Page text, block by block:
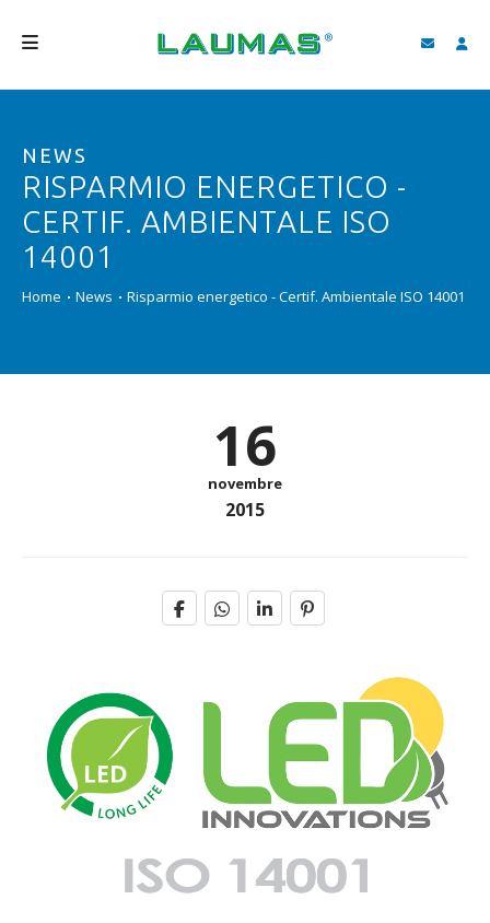
PRODOTTI
SERVIZI
ASSISTENZA E DOWNLOAD
VIDEO
NEWS
RISPARMIO ENERGETICO -
CERTIF. AMBIENTALE ISO
14001
Home News Risparmio energetico - Certif. Ambientale ISO 14001
16
novembre
2015